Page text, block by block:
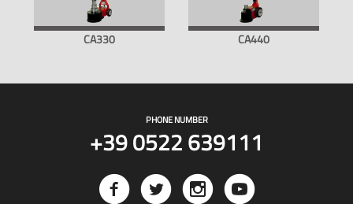
CA330 CA440
PHONE NUMBER
+39 0522 639111